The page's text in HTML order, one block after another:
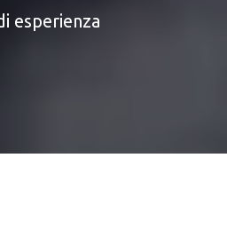
esperienza